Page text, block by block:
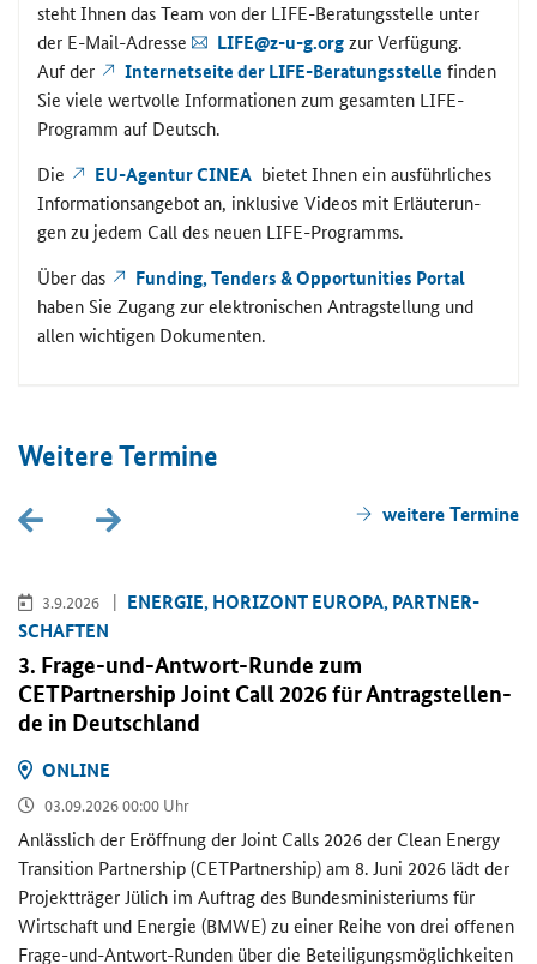
steht Ihnen das Team von der LIFE-​Beratungsstelle unter
der E-​Mail-Adresse
LIFE@z-u-g.orgzur Ver­fü­gung.
Auf der
In­ter­net­sei­te derLIFE-​Beratungsstelle fin­den
Sie viele wert­vol­le In­for­ma­tio­nen zum ge­sam­ten LIFE-​
Programm auf Deutsch.
Die
EU-​AgenturCINEA bie­tet Ihnen ein aus­führ­li­ches
In­for­ma­ti­ons­an­ge­bot an, in­klu­si­ve Vi­de­os mit Er­läu­te­run­
gen zu jedem Calldes neuen LIFE-​Programms.
Über das
Funding, Tenders & Opportunities Portal
haben Sie Zu­gang zur elek­tro­ni­schen An­trag­stel­lung und
allen wich­ti­gen Do­ku­men­ten.
Wei­te­re Ter­mi­ne
wei­te­re Ter­mi­ne
3.9.2026
EN­ER­GIE, HO­RI­ZONT EU­RO­PA, PART­NER­
SCHAF­TEN
3. Frage-​und-Antwort-Runde zum
CETPartnership Joint Call 2026 für An­trag­stel­len­
de in Deutsch­land
ON­LINE
03.09.2026 00:00 Uhr
An­läss­lich der Er­öff­nung derJoint Calls 2026 der Clean Energy
Transition Partnership (CETPartnership)am 8. Juni 2026 lädt der
Pro­jekt­trä­ger Jü­lich im Auf­trag des Bun­des­mi­nis­te­ri­ums für
Wirt­schaft und En­er­gie (BMWE) zu einer Reihe von drei of­fe­nen
Frage-​und-Antwort-Runden über die Be­tei­li­gungs­mög­lich­kei­ten